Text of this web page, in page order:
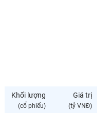
Khối lượng
(cổ phiếu)
Giá trị
(tỷ VNĐ)